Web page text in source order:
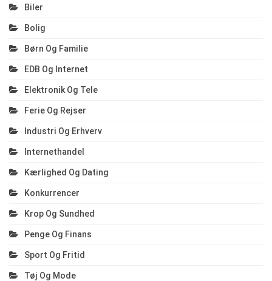
Biler
Bolig
Børn Og Familie
EDB Og Internet
Elektronik Og Tele
Ferie Og Rejser
Industri Og Erhverv
Internethandel
Kærlighed Og Dating
Konkurrencer
Krop Og Sundhed
Penge Og Finans
Sport Og Fritid
Tøj Og Mode